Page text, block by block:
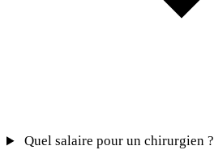
Quel salaire pour un chirurgien ?